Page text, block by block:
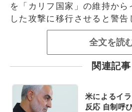
を「カリフ国家」の維持から
した攻撃に移行させると警告
全文を読
関連記事
米によるイ
反応 自制呼